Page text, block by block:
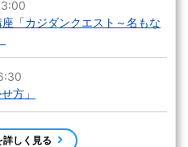
「カジダンクエスト～名もな
方」
詳しく見る